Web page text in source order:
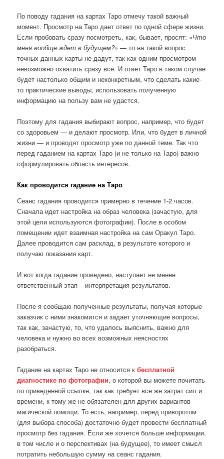
По поводу гадания на картах Таро отмечу такой важный
момент. Просмотр на Таро дает ответ по одной сфере жизни.
Если пробовать сразу посмотреть, как, бывает, просят: «Что
меня вообще ждет в будущем?» — то на такой вопрос
точных данных карты не дадут, так как одним просмотром
невозможно охватить сразу все. И ответ Таро в таком случае
будет настолько общим и неконкретным, что сделать какие-
то практические выводы, использовать полученную
информацию на пользу вам не удастся.
Поэтому для гадания выбирают вопрос, например, что будет
со здоровьем — и делают просмотр. Или, что будет в личной
жизни — и проводят просмотр уже по данной теме. Так что
перед гаданием на картах Таро (и не только на Таро) важно
сформулировать область интересов.
Как проводится гадание на Таро
Сеанс гадания проводится примерно в течение 1-2 часов.
Сначала идет настройка на образ человека (зачастую, для
этой цели используются фотографии). После в особом
помещении идет взаимная настройка на сам Оракул Таро.
Далее проводится сам расклад, в результате которого и
получаю показания карт.
И вот когда гадание проведено, наступает не менее
ответственный этап – интерпретация результатов.
После я сообщаю полученные результаты, получая которые
заказчик с ними знакомится и задает уточняющие вопросы,
так как, зачастую, то, что удалось выяснить, важно для
человека и нужно во всех возможных неясностях
разобраться.
Гадание на картах Таро не относится кбесплатной
диагностике по фотографии, о которой вы можете почитать
по приведенной ссылке, так как требует все же затрат сил и
времени, к тому же не обязателен для других вариантов
магической помощи. То есть, например, перед приворотом
(для выбора способа) достаточно будет провести бесплатный
просмотр без гадания. Если же хочется больше информации,
в том числе и о перспективах (на будущее), то имеет смысл
потратить небольшую сумму на сеанс гадания.